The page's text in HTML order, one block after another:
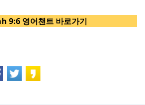
9:6 영어챈트 바로가기